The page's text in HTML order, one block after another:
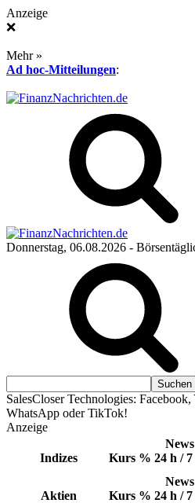
Anzeige
❌
Mehr »
Ad hoc-Mitteilungen:
Donnerstag, 06.08.2026 -
SalesCloser Technologies:
WhatsApp oder TikTok!
Anzeige
Indizes Kurs %
News
24 h /
Aktien Kurs %
News
24 h /